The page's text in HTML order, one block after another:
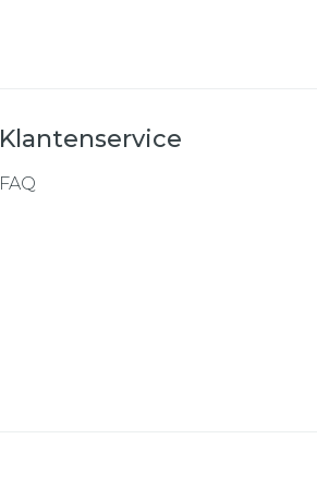
Klantenservice
FAQ